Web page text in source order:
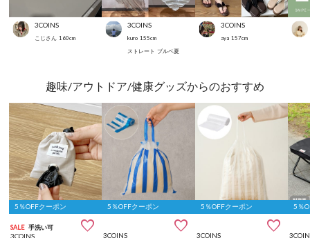
3COINS
こじさん 160cm
3COINS
kuro 155cm
ストレート ブルベ夏
3COINS
aya 157cm
趣味/アウトドア/健康グッズからのおすすめ
5％OFFクーポン
SALE 手洗い可 
3COINS
5％OFFクーポン

3COINS
5％OFFクーポン

3COINS
5％